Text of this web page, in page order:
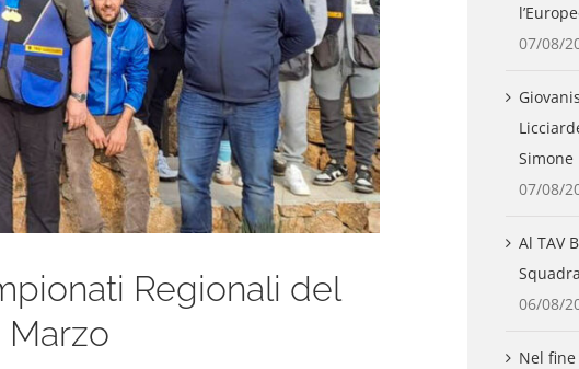
Regionali del
07/08/
Simone
07/08/
Al TAV
06/08/
Nel